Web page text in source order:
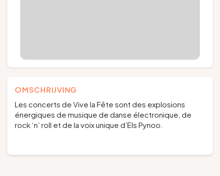
OMSCHRIJVING
Les concerts de Vive la Fête sont des explosions
énergiques de musique de danse électronique, de
rock ‘n’ roll et de la voix unique d’Els Pynoo.